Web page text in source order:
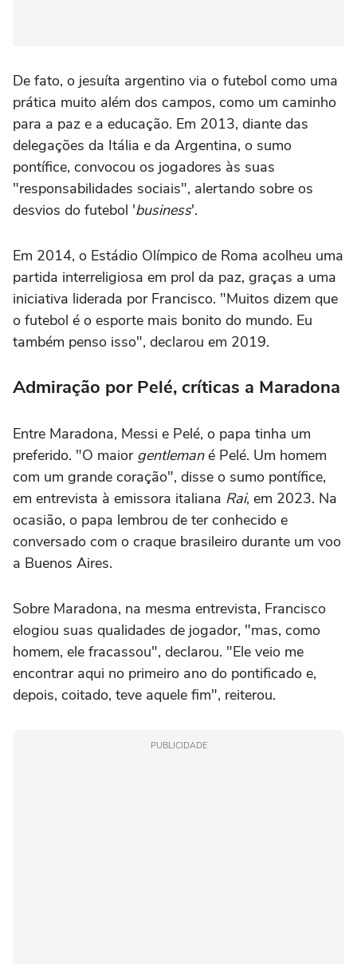
De fato, o jesuíta argentino via o futebol como uma
prática muito além dos campos, como um caminho
para a paz e a educação. Em 2013, diante das
delegações da Itália e da Argentina, o sumo
pontífice, convocou os jogadores às suas
"responsabilidades sociais", alertando sobre os
desvios do futebol 'business'.
Em 2014, o Estádio Olímpico de Roma acolheu uma
partida interreligiosa em prol da paz, graças a uma
iniciativa liderada por Francisco. "Muitos dizem que
o futebol é o esporte mais bonito do mundo. Eu
também penso isso", declarou em 2019.
Admiração por Pelé, críticas a Maradona
Entre Maradona, Messi e Pelé, o papa tinha um
preferido. "O maior gentlemané Pelé. Um homem
com um grande coração", disse o sumo pontífice,
em entrevista à emissora italiana Rai, em 2023. Na
ocasião, o papa lembrou de ter conhecido e
conversado com o craque brasileiro durante um voo
a Buenos Aires.
Sobre Maradona, na mesma entrevista, Francisco
elogiou suas qualidades de jogador, "mas, como
homem, ele fracassou", declarou. "Ele veio me
encontrar aqui no primeiro ano do pontificado e,
depois, coitado, teve aquele fim", reiterou.
PUBLICIDADE